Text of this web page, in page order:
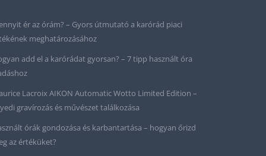
ér az órám? – Gyors útmutató a karórád piaci
meghatározásához
add el a karórádat gyorsan? – 7 tipp használt óra
Lacroix AIKON Automatic Wotto Limited Edition –
gravírozás és művészet találkozása
órák gondozása és karbantartása – hogyan őrizd
az értéküket?